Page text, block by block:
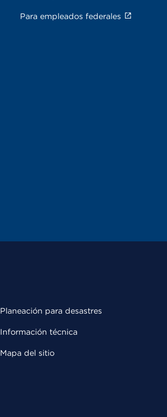
Para empleados federales
Planeación para desastres
Información técnica
Mapa del sitio